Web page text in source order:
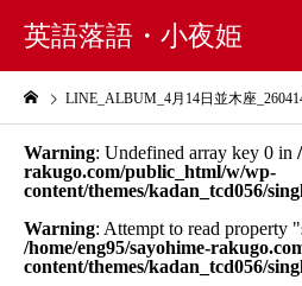
英語落語・小夜姫
LINE_ALBUM_4月14日並木座
Warning: Undefined array key 0 in
rakugo.com/public_html/w/wp-
content/themes/kadan_tcd056/
Warning: Attempt to read property
/home/eng95/sayohime-
content/themes/kadan_tcd056/